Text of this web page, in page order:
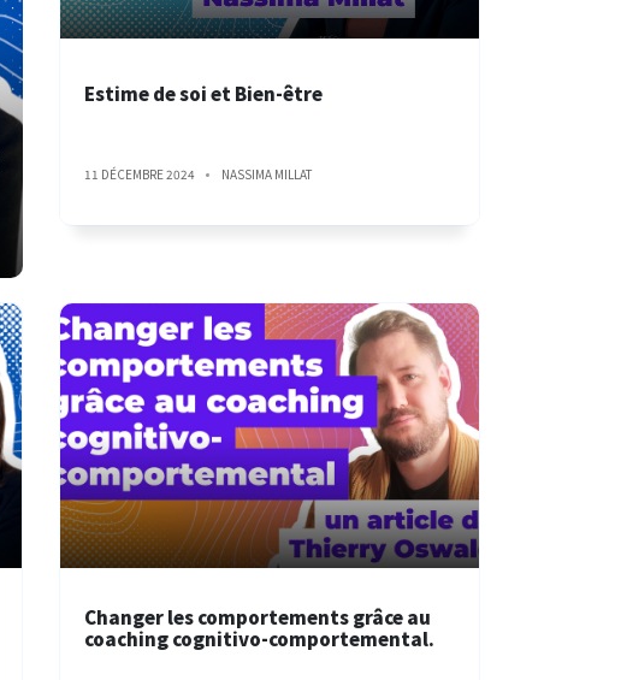
Estime de soi et Bien-être
11 DÉCEMBRE 2024 NASSIMA MILLAT
Changer les comportements grâce au
coaching cognitivo-comportemental.